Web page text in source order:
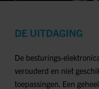
DE UITDAGING
De besturings-
verouderd en niet
toepassingen. Een